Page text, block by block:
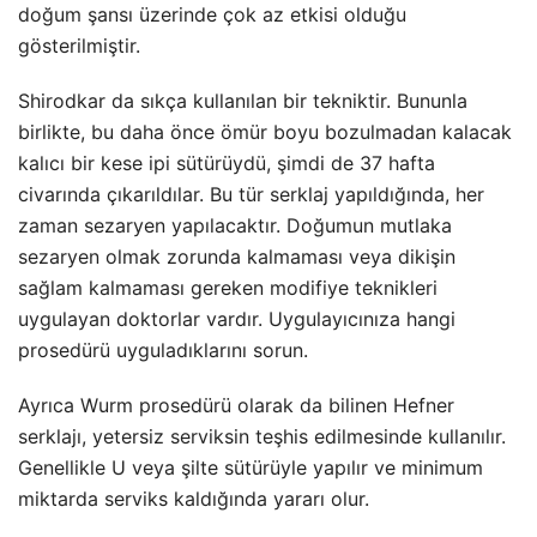
doğum şansı üzerinde çok az etkisi olduğu
gösterilmiştir.
Shirodkar da sıkça kullanılan bir tekniktir. Bununla
birlikte, bu daha önce ömür boyu bozulmadan kalacak
kalıcı bir kese ipi sütürüydü, şimdi de 37 hafta
civarında çıkarıldılar. Bu tür serklaj yapıldığında, her
zaman sezaryen yapılacaktır. Doğumun mutlaka
sezaryen olmak zorunda kalmaması veya dikişin
sağlam kalmaması gereken modifiye teknikleri
uygulayan doktorlar vardır. Uygulayıcınıza hangi
prosedürü uyguladıklarını sorun.
Ayrıca Wurm prosedürü olarak da bilinen Hefner
serklajı, yetersiz serviksin teşhis edilmesinde kullanılır.
Genellikle U veya şilte sütürüyle yapılır ve minimum
miktarda serviks kaldığında yararı olur.